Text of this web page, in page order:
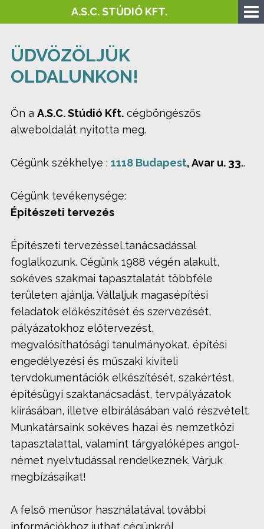
A.S.C. STÚDIÓ KFT.
ÜDVÖZÖLJÜK
OLDALUNKON!
Ön a A.S.C. Stúdió Kft. cégböngészős
alweboldalát nyitotta meg.
Cégünk székhelye : 1118 Budapest, Avar u. 33..
Cégünk tevékenysége:
Építészeti tervezés
Építészeti tervezéssel,tanácsadással
foglalkozunk. Cégünk 1988 végén alakult,
sokéves szakmai tapasztalatát többféle
területen ajánlja. Vállaljuk magasépítési
feladatok előkészítését és szervezését,
pályázatokhoz előtervezést,
megvalósíthatósági tanulmányokat, építési
engedélyezési és műszaki kiviteli
tervdokumentációk elkészítését, szakértést,
építésügyi szaktanácsadást, tervpályázatok
kiírásában, illetve elbírálásában való részvételt.
Munkatársaink sokéves hazai és nemzetközi
tapasztalattal, valamint tárgyalóképes angol-
német nyelvtudással rendelkeznek. Várjuk
megbízásaikat!
A felső menüsor használatával további
információkhoz juthat cégünkről.